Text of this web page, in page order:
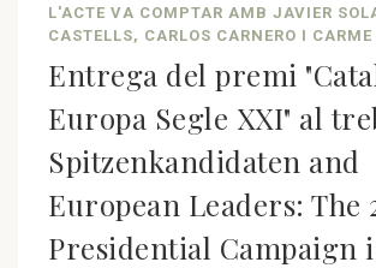
L'ACTE VA COMPTAR AMB JAVIER
CASTELLS, CARLOS CARNERO I
Entrega del premi
Europa Segle XXI" al
Spitzenkandidaten and
European Leaders: The
Presidential Campaign